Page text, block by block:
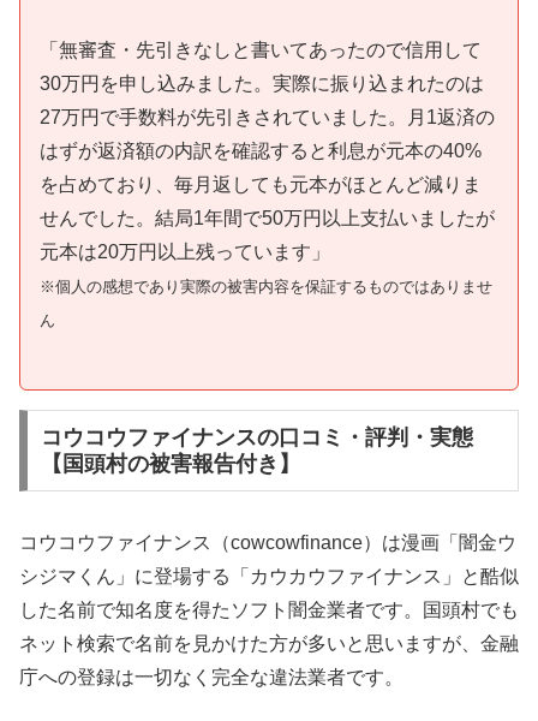
「無審査・先引きなしと書いてあったので信用して
30万円を申し込みました。実際に振り込まれたのは
27万円で手数料が先引きされていました。月1返済の
はずが返済額の内訳を確認すると利息が元本の40%
を占めており、毎月返しても元本がほとんど減りま
せんでした。結局1年間で50万円以上支払いましたが
元本は20万円以上残っています」
※個人の感想であり実際の被害内容を保証するものではありませ
ん
コウコウファイナンスの口コミ・評判・実態
【国頭村の被害報告付き】
コウコウファイナンス（cowcowfinance）は漫画「闇金ウ
シジマくん」に登場する「カウカウファイナンス」と酷似
した名前で知名度を得たソフト闇金業者です。国頭村でも
ネット検索で名前を見かけた方が多いと思いますが、金融
庁への登録は一切なく完全な違法業者です。